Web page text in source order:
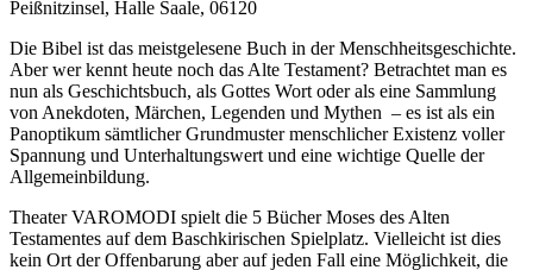
Peißnitzinsel, Halle Saale, 06120
Die Bibel ist das meistgelesene Buch in der Menschheitsgeschichte.
Aber wer kennt heute noch das Alte Testament? Betrachtet man es
nun als Geschichtsbuch, als Gottes Wort oder als eine Sammlung
von Anekdoten, Märchen, Legenden und Mythen – es ist als ein
Panoptikum sämtlicher Grundmuster menschlicher Existenz voller
Spannung und Unterhaltungswert und eine wichtige Quelle der
Allgemeinbildung.
Theater VAROMODI spielt die 5 Bücher Moses des Alten
Testamentes auf dem Baschkirischen Spielplatz. Vielleicht ist dies
kein Ort der Offenbarung aber auf jeden Fall eine Möglichkeit, die